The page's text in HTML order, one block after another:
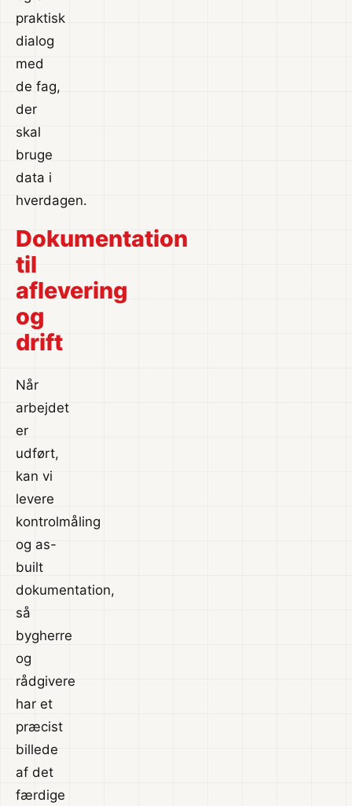
praktisk
dialog
med
de fag,
der
skal
bruge
data i
hverdagen.
Dokumentation
til
aflevering
og
drift
Når
arbejdet
er
udført,
kan vi
levere
kontrolmåling
og as-
built
dokumentation,
så
bygherre
og
rådgivere
har et
præcist
billede
af det
færdige